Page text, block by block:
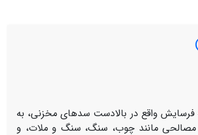
واقع در بالادست سدهای مخزنی، به
مصالحی مانند چوب، سنگ، سنگ و ملات، و